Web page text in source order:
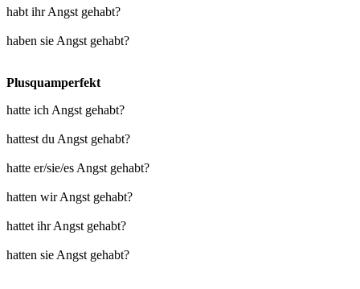
habt ihr Angst gehabt?
haben sie Angst gehabt?
Plusquamperfekt
hatte ich Angst gehabt?
hattest du Angst gehabt?
hatte er/sie/es Angst gehabt?
hatten wir Angst gehabt?
hattet ihr Angst gehabt?
hatten sie Angst gehabt?